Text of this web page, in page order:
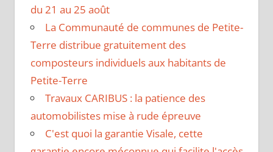
du 21 au 25 août
La Communauté de communes de Petite-
Terre distribue gratuitement des
composteurs individuels aux habitants de
Petite-Terre
Travaux CARIBUS : la patience des
automobilistes mise à rude épreuve
C'est quoi la garantie Visale, cette